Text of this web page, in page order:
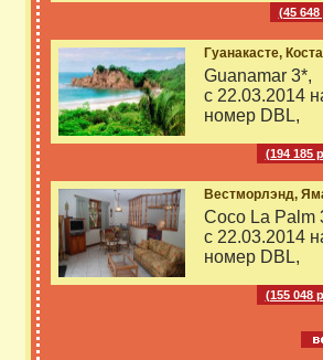
(45 648
Гуанакасте,
Guanamar 3*,
с 22.03.2014
номер DBL,
(194 185
Вестморлэнд,
Coco La Palm
с 22.03.2014
номер DBL,
(155 048